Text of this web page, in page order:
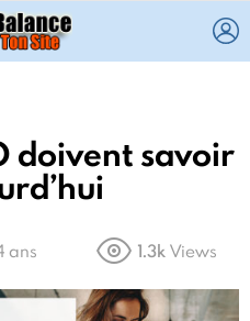
doivent savoir
ans 1.3k Views